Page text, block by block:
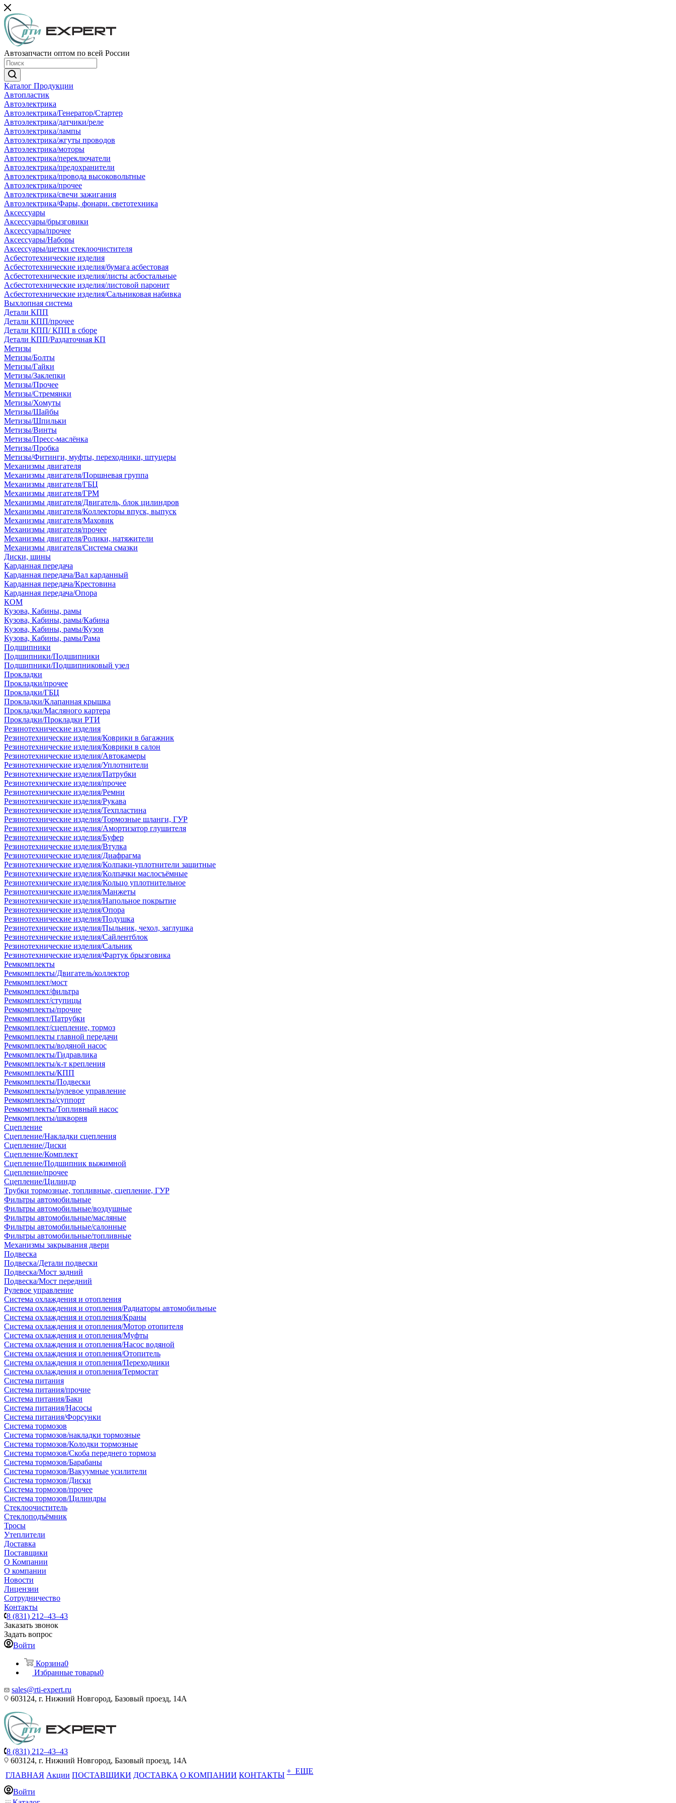
Автозапчасти оптом по всей России
Каталог Продукции
Автопластик
Автоэлектрика
Автоэлектрика/Генератор/Стартер
Автоэлектрика/датчики/реле
Автоэлектрика/лампы
Автоэлектрика/жгуты проводов
Автоэлектрика/моторы
Автоэлектрика/переключатели
Автоэлектрика/предохранители
Автоэлектрика/провода высоковольтные
Автоэлектрика/прочее
Автоэлектрика/свечи зажигания
Автоэлектрика/Фары, фонари. светотехника
Аксессуары
Аксессуары/брызговики
Аксессуары/прочее
Аксессуары/Наборы
Аксессуары/щетки стеклоочистителя
Асбестотехнические изделия
Асбестотехнические изделия/бумага асбестовая
Асбестотехнические изделия/листы асбостальные
Асбестотехнические изделия/листовой паронит
Асбестотехнические изделия/Сальниковая набивка
Выхлопная система
Детали КПП
Детали КПП/прочее
Детали КПП/ КПП в сборе
Детали КПП/Раздаточная КП
Метизы
Метизы/Болты
Метизы/Гайки
Метизы/Заклепки
Метизы/Прочее
Метизы/Стремянки
Метизы/Хомуты
Метизы/Шайбы
Метизы/Шпильки
Метизы/Винты
Метизы/Пресс-маслёнка
Метизы/Пробка
Метизы/Фитинги, муфты, переходники, штуцеры
Механизмы двигателя
Механизмы двигателя/Поршневая группа
Механизмы двигателя/ГБЦ
Механизмы двигателя/ГРМ
Механизмы двигателя/Двигатель, блок цилиндров
Механизмы двигателя/Коллекторы впуск, выпуск
Механизмы двигателя/Маховик
Механизмы двигателя/прочее
Механизмы двигателя/Ролики, натяжители
Механизмы двигателя/Система смазки
Диски, шины
Карданная передача
Карданная передача/Вал карданный
Карданная передача/Крестовина
Карданная передача/Опора
КОМ
Кузова, Кабины, рамы
Кузова, Кабины, рамы/Кабина
Кузова, Кабины, рамы/Кузов
Кузова, Кабины, рамы/Рама
Подшипники
Подшипники/Подшипники
Подшипники/Подшипниковый узел
Прокладки
Прокладки/прочее
Прокладки/ГБЦ
Прокладки/Клапанная крышка
Прокладки/Масляного картера
Прокладки/Прокладки РТИ
Резинотехнические изделия
Резинотехнические изделия/Коврики в багажник
Резинотехнические изделия/Коврики в салон
Резинотехнические изделия/Автокамеры
Резинотехнические изделия/Уплотнители
Резинотехнические изделия/Патрубки
Резинотехнические изделия/прочее
Резинотехнические изделия/Ремни
Резинотехнические изделия/Рукава
Резинотехнические изделия/Техпластина
Резинотехнические изделия/Тормозные шланги, ГУР
Резинотехнические изделия/Амортизатор глушителя
Резинотехнические изделия/Буфер
Резинотехнические изделия/Втулка
Резинотехнические изделия/Диафрагма
Резинотехнические изделия/Колпаки-уплотнители защитные
Резинотехнические изделия/Колпачки маслосъёмные
Резинотехнические изделия/Кольцо уплотнительное
Резинотехнические изделия/Манжеты
Резинотехнические изделия/Напольное покрытие
Резинотехнические изделия/Опора
Резинотехнические изделия/Подушка
Резинотехнические изделия/Пыльник, чехол, заглушка
Резинотехнические изделия/Сайлентблок
Резинотехнические изделия/Сальник
Резинотехнические изделия/Фартук брызговика
Ремкомплекты
Ремкомплекты/Двигатель/коллектор
Ремкомплект/мост
Ремкомплект/фильтра
Ремкомплект/ступицы
Ремкомплекты/прочие
Ремкомплект/Патрубки
Ремкомплект/сцепление, тормоз
Ремкомплекты главной передачи
Ремкомплекты/водяной насос
Ремкомплекты/Гидравлика
Ремкомплекты/к-т крепления
Ремкомплекты/КПП
Ремкомплекты/Подвески
Ремкомплекты/рулевое управление
Ремкомплекты/суппорт
Ремкомплекты/Топливный насос
Ремкомплекты/шкворня
Сцепление
Сцепление/Накладки сцепления
Сцепление/Диски
Сцепление/Комплект
Сцепление/Подшипник выжимной
Сцепление/прочее
Сцепление/Цилиндр
Трубки тормозные, топливные, сцепление, ГУР
Фильтры автомобильные
Фильтры автомобильные/воздушные
Фильтры автомобильные/масляные
Фильтры автомобильные/салонные
Фильтры автомобильные/топливные
Механизмы закрывания двери
Подвеска
Подвеска/Детали подвески
Подвеска/Мост задний
Подвеска/Мост передний
Рулевое управление
Система охлаждения и отопления
Система охлаждения и отопления/Радиаторы автомобильные
Система охлаждения и отопления/Краны
Система охлаждения и отопления/Мотор отопителя
Система охлаждения и отопления/Муфты
Система охлаждения и отопления/Насос водяной
Система охлаждения и отопления/Отопитель
Система охлаждения и отопления/Переходники
Система охлаждения и отопления/Термостат
Система питания
Система питания/прочие
Система питания/Баки
Система питания/Насосы
Система питания/Форсунки
Система тормозов
Система тормозов/накладки тормозные
Система тормозов/Колодки тормозные
Система тормозов/Скоба переднего тормоза
Система тормозов/Барабаны
Система тормозов/Вакуумные усилители
Система тормозов/Диски
Система тормозов/прочее
Система тормозов/Цилиндры
Стеклоочиститель
Стеклоподъёмник
Тросы
Утеплители
Доставка
Поставщики
О Компании
О компании
Новости
Лицензии
Сотрудничество
Контакты
8 (831) 212–43–43
Заказать звонок
Задать вопрос
Войти
Корзина0
Избранные товары0
sales@rti-expert.ru
603124, г. Нижний Новгород, Базовый проезд, 14А
8 (831) 212–43–43
603124, г. Нижний Новгород, Базовый проезд, 14А
ГЛАВНАЯ Акции ПОСТАВЩИКИ ДОСТАВКА О КОМПАНИИ КОНТАКТЫ + ЕЩЕ
Войти